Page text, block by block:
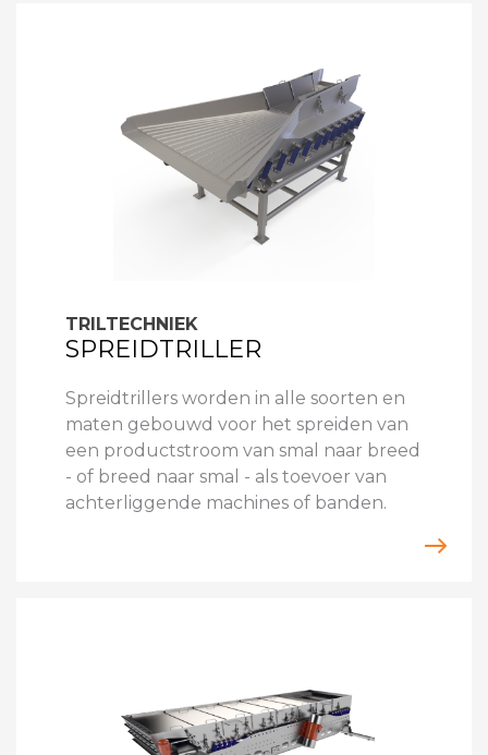
TRILTECHNIEK
SPREIDTRILLER
Spreidtrillers worden in alle soorten en
maten gebouwd voor het spreiden van
een productstroom van smal naar breed
- of breed naar smal - als toevoer van
achterliggende machines of banden.